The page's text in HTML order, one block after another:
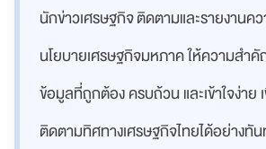
นักข่าวเศรษฐกิจ ติดตามและรายงานค
นโยบายเศรษฐกิจมหภาค ให้ความสำ
ข้อมูลที่ถูกต้อง ครบถ้วน และเข้าใจง่าย
ติดตามทิศทางเศรษฐกิจไทยได้อย่างทั